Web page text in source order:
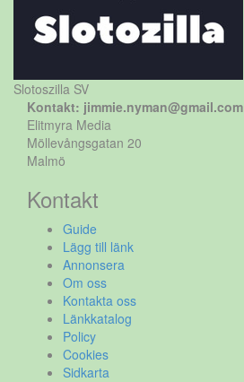
Slotoszilla SV
Kontakt: jimmie.nyman@gmail.com
Elitmyra Media
Möllevångsgatan 20
Malmö
Kontakt
Guide
Lägg till länk
Annonsera
Om oss
Kontakta oss
Länkkatalog
Policy
Cookies
Sidkarta